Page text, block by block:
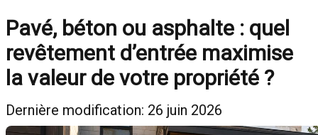
Pavé, béton ou asphalte : quel
revêtement d’entrée maximise
la valeur de votre propriété ?
Dernière modification: 26 juin 2026